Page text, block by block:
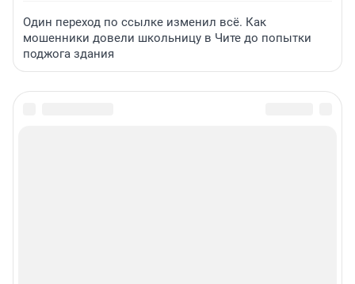
Один переход по ссылке изменил всё. Как
мошенники довели школьницу в Чите до попытки
поджога здания